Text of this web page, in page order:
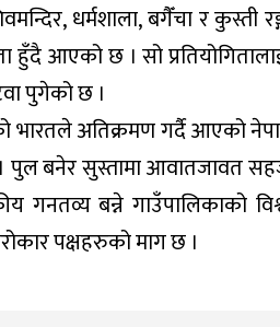
धर्मशाला, बगैँचा र कुस्ती
हुँदै आएको छ । सो
पुगेको छ ।
भारतले अतिक्रमण गर्दै आएको
। पुल बनेर सुस्तामा आवातजावत
गनतव्य बन्ने गाउँपालिकाको
पक्षहरुको माग छ ।